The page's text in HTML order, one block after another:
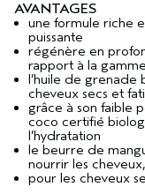
AVANTAGES
une formule riche
puissante
régénère en
rapport à la
l’huile de grenade
cheveux secs et
grâce à son faible
coco certifié
l’hydratation
le beurre de
nourrir les
pour les cheveux